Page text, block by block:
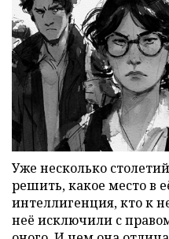
Уже несколько
решить, какое место в
интеллигенция, кто к
неё исключили с